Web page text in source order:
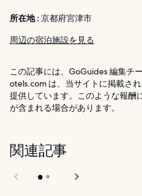
所在地 : 京都府宮津市
周辺の宿泊施設を見る
この記事には、GoGuides 編集チ
otels.com は、当サイトに掲載さ
提供しています。このような報酬
が含まれる場合があります。
関連記事